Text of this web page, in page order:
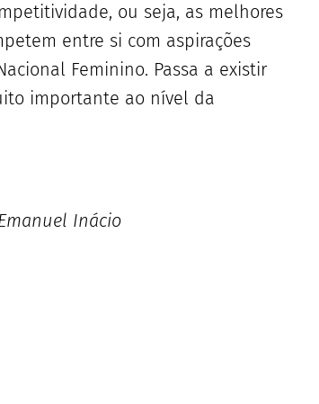
ou seja, as melhores
entre si com aspirações
Feminino. Passa a existir
importante ao nível da
Inácio